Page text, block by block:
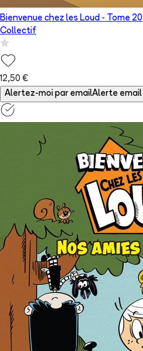
Bienvenue chez les Loud - Tome 20
Collectif
12,50 €
Alertez-moi par emailAlerte email